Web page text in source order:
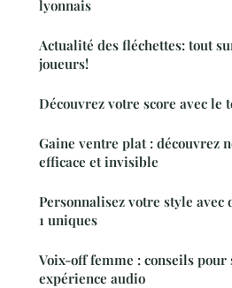
lyonnais
Actualité des fléchettes: tout
joueurs!
Découvrez votre score avec le
Gaine ventre plat : découvrez
efficace et invisible
Personnalisez votre style avec
1 uniques
Voix-off femme : conseils
expérience audio